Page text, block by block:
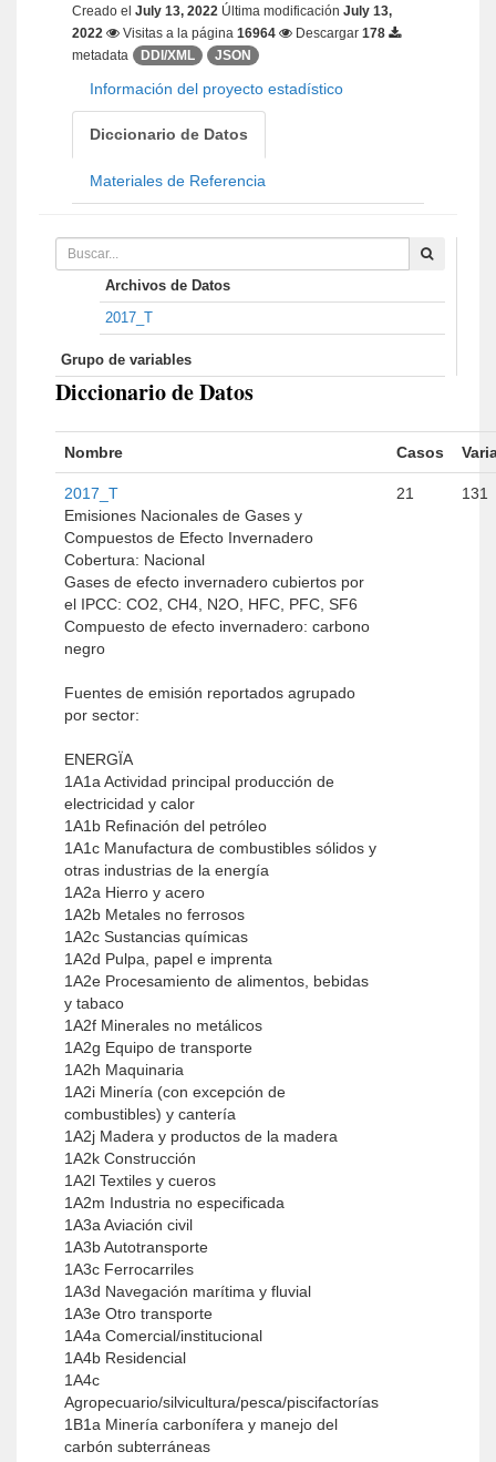
Creado el July 13, 2022 Última modificación July 13,
2022
Visitas a la página 16964 Descargar 178
metadata
DDI/XML JSON
Información del proyecto estadístico
Diccionario de Datos
Materiales de Referencia
Archivos de Datos
2017_T
Grupo de variables
Diccionario de Datos
Nombre Casos
2017_T
Emisiones Nacionales de Gases y
Compuestos de Efecto Invernadero
Cobertura: Nacional
Gases de efecto invernadero cubiertos por
el IPCC: CO2, CH4, N2O, HFC, PFC, SF6
Compuesto de efecto invernadero: carbono
negro
Fuentes de emisión reportados agrupado
por sector:
ENERGÏA
1A1a Actividad principal producción de
electricidad y calor
1A1b Refinación del petróleo
1A1c Manufactura de combustibles sólidos y
otras industrias de la energía
1A2a Hierro y acero
1A2b Metales no ferrosos
1A2c Sustancias químicas
1A2d Pulpa, papel e imprenta
1A2e Procesamiento de alimentos, bebidas
y tabaco
1A2f Minerales no metálicos
1A2g Equipo de transporte
1A2h Maquinaria
1A2i Minería (con excepción de
combustibles) y cantería
1A2j Madera y productos de la madera
1A2k Construcción
1A2l Textiles y cueros
1A2m Industria no especificada
1A3a Aviación civil
1A3b Autotransporte
1A3c Ferrocarriles
1A3d Navegación marítima y fluvial
1A3e Otro transporte
1A4a Comercial/institucional
1A4b Residencial
1A4c
Agropecuario/silvicultura/pesca/piscifactorías
1B1a Minería carbonífera y manejo del
carbón subterráneas
21 131